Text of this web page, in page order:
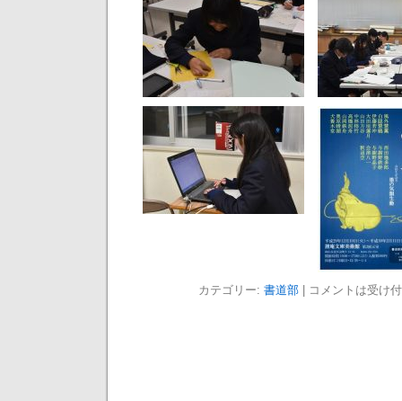
カテゴリー: 書道部 コメントは受け